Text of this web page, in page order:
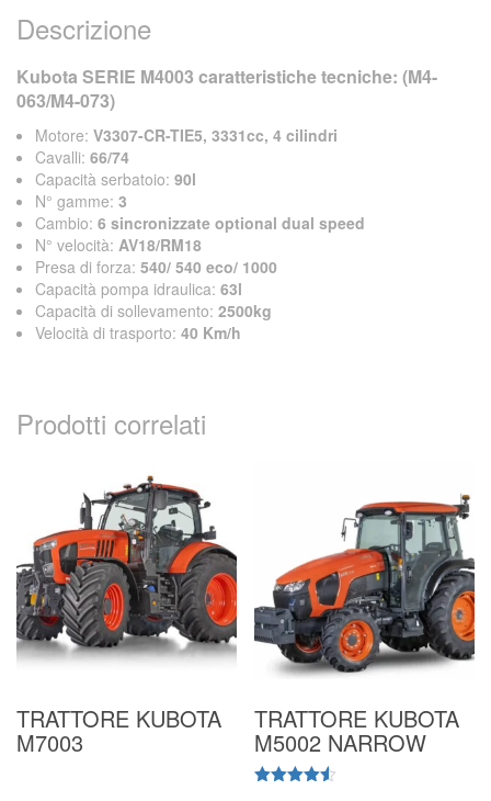
Descrizione
Kubota SERIE M4003 caratteristiche tecniche: (M4-
063/M4-073)
Motore: V3307-CR-TIE5, 3331cc, 4 cilindri
Cavalli: 66/74
Capacità serbatoio: 90l
N° gamme: 3
Cambio: 6 sincronizzate optional dual speed
N° velocità: AV18/RM18
Presa di forza: 540/ 540 eco/ 1000
Capacità pompa idraulica: 63l
Capacità di sollevamento: 2500kg
Velocità di trasporto: 40 Km/h
Prodotti correlati
TRATTORE KUBOTA
M7003
TRATTORE KUBOTA
M5002 NARROW